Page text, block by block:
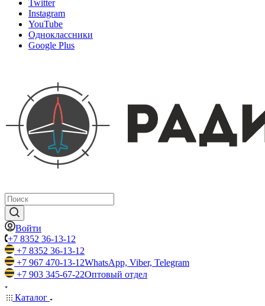
Twitter
Instagram
YouTube
Одноклассники
Google Plus
Войти
+7 8352 36-13-12
+7 8352 36-13-12
+7 967 470-13-12WhatsApp, Viber, Telegram
+7 903 345-67-22Оптовый отдел
Каталог